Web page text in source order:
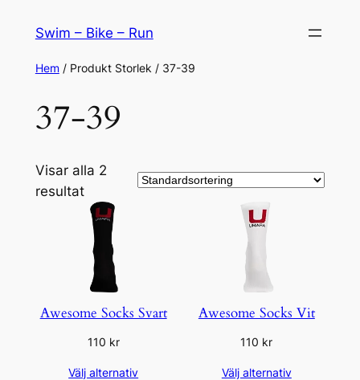
Swim – Bike – Run
Hem/ Produkt Storlek / 37-39
37-39
Visar alla 2
resultat
Awesome Socks Svart
110 kr
Välj alternativ
Awesome Socks Vit
110 kr
Välj alternativ